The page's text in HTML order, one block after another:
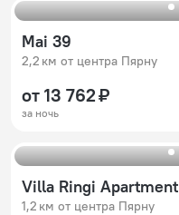
Mai 39
2,2 км от центра Пярну
от 13 762 ₽
за ночь
Villa Ringi Apartment
1,2 км от центра Пярну